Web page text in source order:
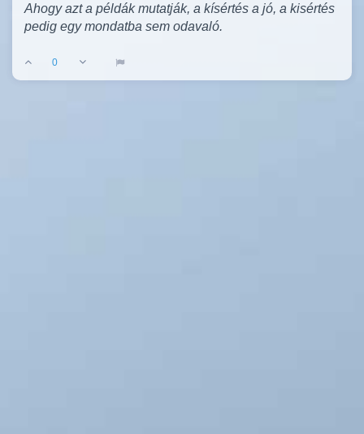
Ahogy azt a példák mutatják, a kísértés a jó, a kisértés
pedig egy mondatba sem odavaló.
0